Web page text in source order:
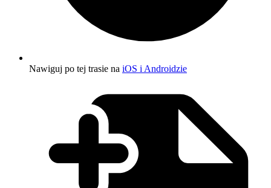
Nawiguj po tej trasie na iOS i Androidzie